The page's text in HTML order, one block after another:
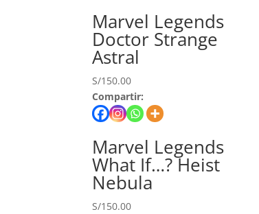
Marvel Legends
Doctor Strange
Astral
S/150.00
Compartir:
Marvel Legends
What If…? Heist
Nebula
S/150.00